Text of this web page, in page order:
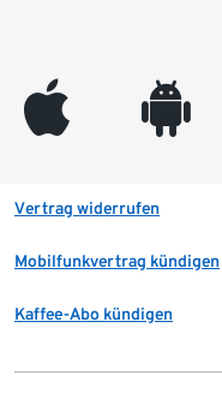
appleinc android
Vertrag widerrufen
Mobilfunkvertrag kündigen
Kaffee-Abo kündigen